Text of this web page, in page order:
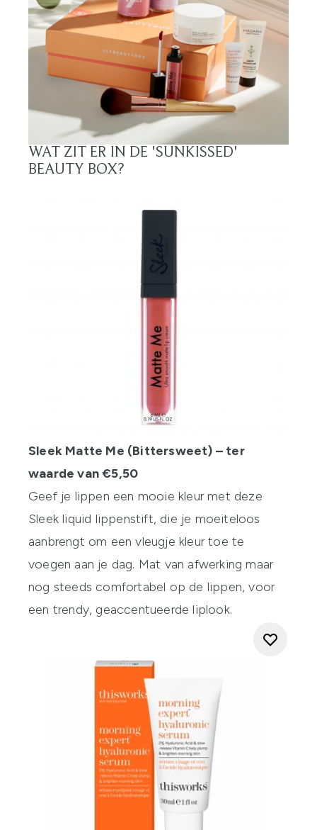
WAT ZIT ER IN DE 'SUNKISSED'
BEAUTY BOX?
Sleek Matte Me (Bittersweet) – ter
waarde van €5,50
Geef je lippen een mooie kleur met deze
Sleek liquid lippenstift, die je moeiteloos
aanbrengt om een vleugje kleur toe te
voegen aan je dag. Mat van afwerking maar
nog steeds comfortabel op de lippen, voor
een trendy, geaccentueerde liplook.